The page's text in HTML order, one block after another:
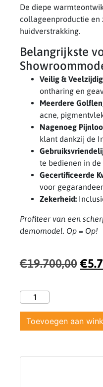
De diepe
collageenproductie en
huidverstrakking.
Belangrijkste
Veilig &
ontharing en
Meerdere
acne,
Nagenoeg
klant dankzij de
te bedienen in
Gecertificeerde
voor
Zekerheid:
Profiteer van een
demomodel. Op = Op!
€19.700,00 €
Toevoegen aan